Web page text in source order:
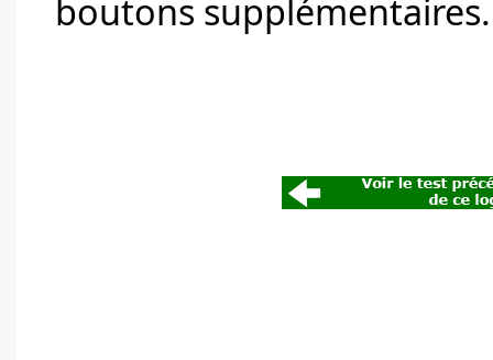
boutons supplémentaires.